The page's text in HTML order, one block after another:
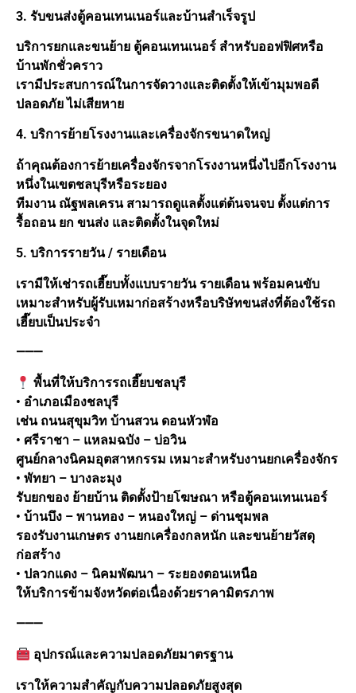
3. รับขนส่งตู้คอนเทนเนอร์และบ้านสำเร็จรูป
บริการยกและขนย้าย ตู้คอนเทนเนอร์ สำหรับออฟฟิศหรือ
บ้านพักชั่วคราว
เรามีประสบการณ์ในการจัดวางและติดตั้งให้เข้ามุมพอดี
ปลอดภัย ไม่เสียหาย
4. บริการย้ายโรงงานและเครื่องจักรขนาดใหญ่
ถ้าคุณต้องการย้ายเครื่องจักรจากโรงงานหนึ่งไปอีกโรงงาน
หนึ่งในเขตชลบุรีหรือระยอง
ทีมงาน ณัฐพลเครน สามารถดูแลตั้งแต่ต้นจนจบ ตั้งแต่การ
รื้อถอน ยก ขนส่ง และติดตั้งในจุดใหม่
5. บริการรายวัน / รายเดือน
เรามีให้เช่ารถเฮี๊ยบทั้งแบบรายวัน รายเดือน พร้อมคนขับ
เหมาะสำหรับผู้รับเหมาก่อสร้างหรือบริษัทขนส่งที่ต้องใช้รถ
เฮี๊ยบเป็นประจำ
⸻
พื้นที่ให้บริการรถเฮี๊ยบชลบุรี
• อำเภอเมืองชลบุรี
เช่น ถนนสุขุมวิท บ้านสวน ดอนหัวฬ่อ
• ศรีราชา – แหลมฉบัง – บ่อวิน
ศูนย์กลางนิคมอุตสาหกรรม เหมาะสำหรับงานยกเครื่องจักร
• พัทยา – บางละมุง
รับยกของ ย้ายบ้าน ติดตั้งป้ายโฆษณา หรือตู้คอนเทนเนอร์
• บ้านบึง – พานทอง – หนองใหญ่ – ด่านชุมพล
รองรับงานเกษตร งานยกเครื่องกลหนัก และขนย้ายวัสดุ
ก่อสร้าง
• ปลวกแดง – นิคมพัฒนา – ระยองตอนเหนือ
ให้บริการข้ามจังหวัดต่อเนื่องด้วยราคามิตรภาพ
⸻
อุปกรณ์และความปลอดภัยมาตรฐาน
เราให้ความสำคัญกับความปลอดภัยสูงสุด